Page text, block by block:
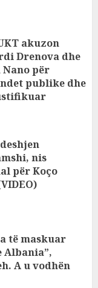
akuzon
Drenova dhe
Nano për
publike dhe
nis
për Koço
të maskuar
Albania”,
A u vodhën